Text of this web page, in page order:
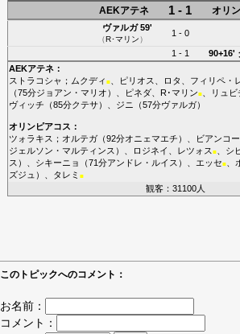
AEKアテネ
1 - 1 オリ
ヴァルガ59'
（R･マリン）
1 - 0
1 - 1 90+16'
AEKアテネ：
ストラコシャ ； ムクディ ■、 ピリオス ロタ フィリペ・
（75分ジョアン・マリオ ）、 ピネダ、 R･マリン■、 リュビ
ヴィッチ （85分クテサ）、 ジニ （57分ヴァルガ）
オリンピアコス ：
ツォラキス ； オルテガ（92分オニェマエチ ）、 ビアンコ
ジェルソン・マルティンス ）、 ロジネイ レツォス ■、 シ
ス ）、 シキーニョ （71分アンドレ・ルイス ）、 エッセ■、
ズジュ ）、 タレミ ■
観客：31100人
このトピックへのコメント：
お名前：
コメント：